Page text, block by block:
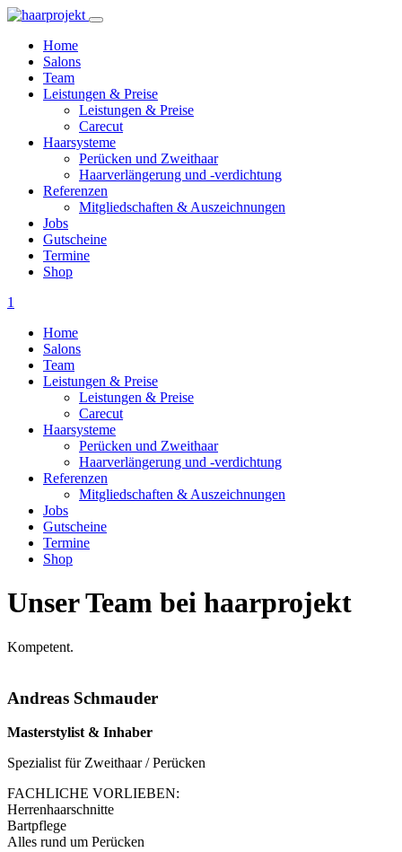
Home
Salons
Team
Leistungen & Preise
Leistungen & Preise
Carecut
Haarsysteme
Perücken und Zweithaar
Haarverlängerung und -verdichtung
Referenzen
Mitgliedschaften & Auszeichnungen
Jobs
Gutscheine
Termine
Shop
1
Home
Salons
Team
Leistungen & Preise
Leistungen & Preise
Carecut
Haarsysteme
Perücken und Zweithaar
Haarverlängerung und -verdichtung
Referenzen
Mitgliedschaften & Auszeichnungen
Jobs
Gutscheine
Termine
Shop
Unser Team bei haarprojekt
Kompetent.
Andreas Schmauder
Masterstylist & Inhaber
Spezialist für Zweithaar / Perücken
FACHLICHE VORLIEBEN:
Herrenhaarschnitte
Bartpflege
Alles rund um Perücken